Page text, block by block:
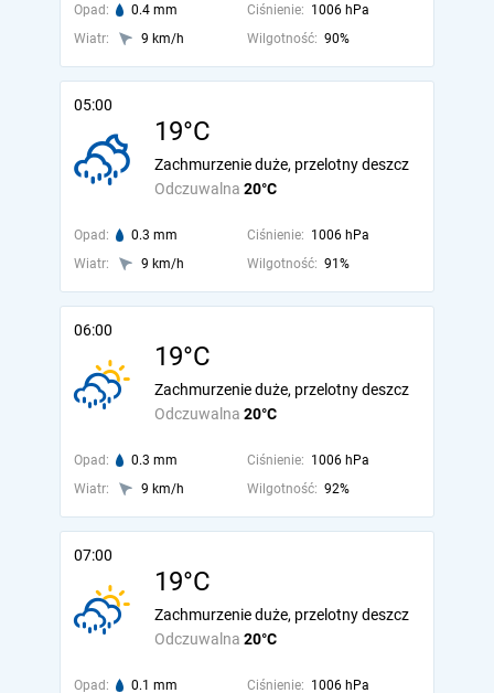
Opad: 0.4 mm Ciśnienie: 1006 hPa
Wiatr:
9 km/h Wilgotność: 90%
05:00
19°C
Odczuwalna 20°C
Zachmurzenie duże, przelotny deszcz
Opad: 0.3 mm Ciśnienie: 1006 hPa
Wiatr:
9 km/h Wilgotność: 91%
06:00
19°C
Odczuwalna 20°C
Zachmurzenie duże, przelotny deszcz
Opad: 0.3 mm Ciśnienie: 1006 hPa
Wiatr:
9 km/h Wilgotność: 92%
07:00
19°C
Odczuwalna 20°C
Zachmurzenie duże, przelotny deszcz
Opad: 0.1 mm Ciśnienie: 1006 hPa